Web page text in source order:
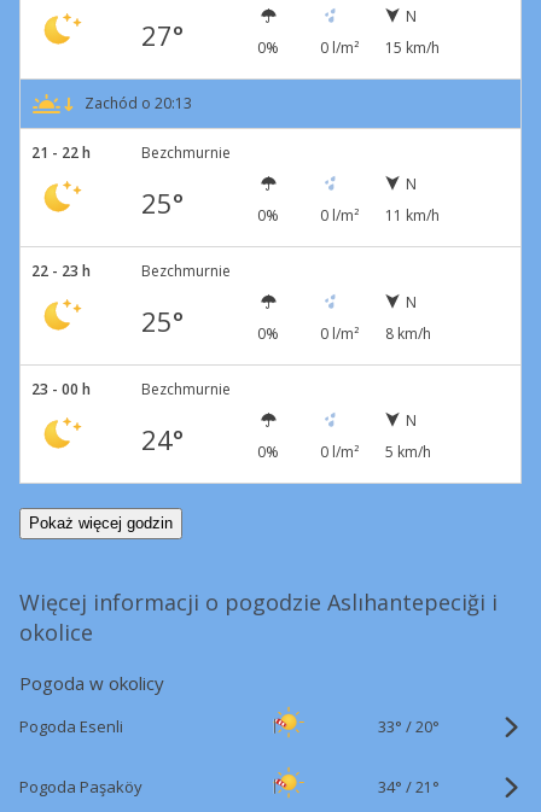
27° 0% 0 l/m²
N
15 km/h
Zachód o 20:13
21 - 22 h Bezchmurnie
25° 0% 0 l/m²
N
11 km/h
22 - 23 h Bezchmurnie
25° 0% 0 l/m²
N
8 km/h
23 - 00 h Bezchmurnie
24° 0% 0 l/m²
N
5 km/h
Pokaż więcej godzin
Więcej informacji o pogodzie Aslıhantepeciği i
okolice
Pogoda w okolicy
Pogoda Esenli 33° /20°
Pogoda Paşaköy 34° /21°